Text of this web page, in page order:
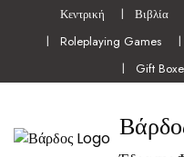
Κεντρική Βιβλία
Roleplaying Games
Gift